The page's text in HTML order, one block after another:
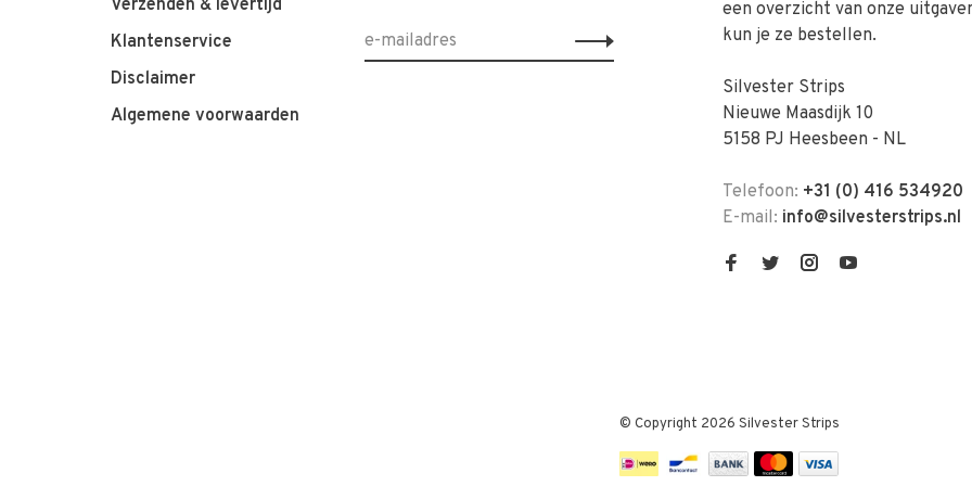
Verzenden & levertijd
Klantenservice
Disclaimer
Algemene voorwaarden
een overzicht van onze
kun je ze bestellen.
Silvester Strips
Nieuwe Maasdijk 10
5158 PJ Heesbeen - NL
Telefoon: +31 (0) 416 534920
E-mail: info@silvesterstrips.nl
© Copyright 2026 Silvester Strips